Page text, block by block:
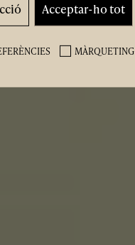
Acceptar-ho tot
MÀRQUETING